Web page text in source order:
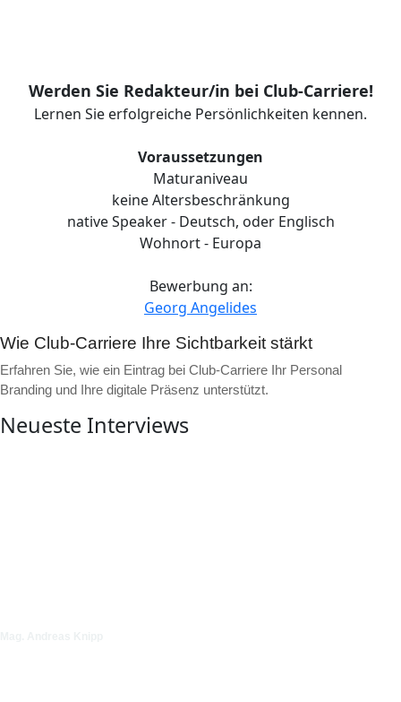
Werden Sie Redakteur/in bei Club-Carriere!
Lernen Sie erfolgreiche Persönlichkeiten kennen.
Voraussetzungen
Maturaniveau
keine Altersbeschränkung
native Speaker - Deutsch, oder Englisch
Wohnort - Europa
Bewerbung an:
Georg Angelides
Wie Club-Carriere Ihre Sichtbarkeit stärkt
Erfahren Sie, wie ein Eintrag bei Club-Carriere Ihr Personal
Branding und Ihre digitale Präsenz unterstützt.
▶
Neueste Interviews